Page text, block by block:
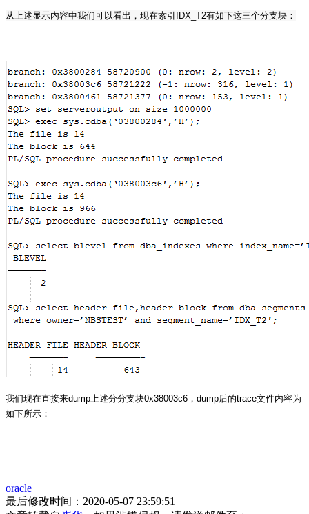
从上述显示内容中我们可以看出，现在索引 IDX_T2有如下这三个分支块：
我们现在直接来dump 上述分分支块0x38003c6 ， dump后的trace文件内容为
如下所示：
oracle
最后修改时间：2020-05-07 23:59:51